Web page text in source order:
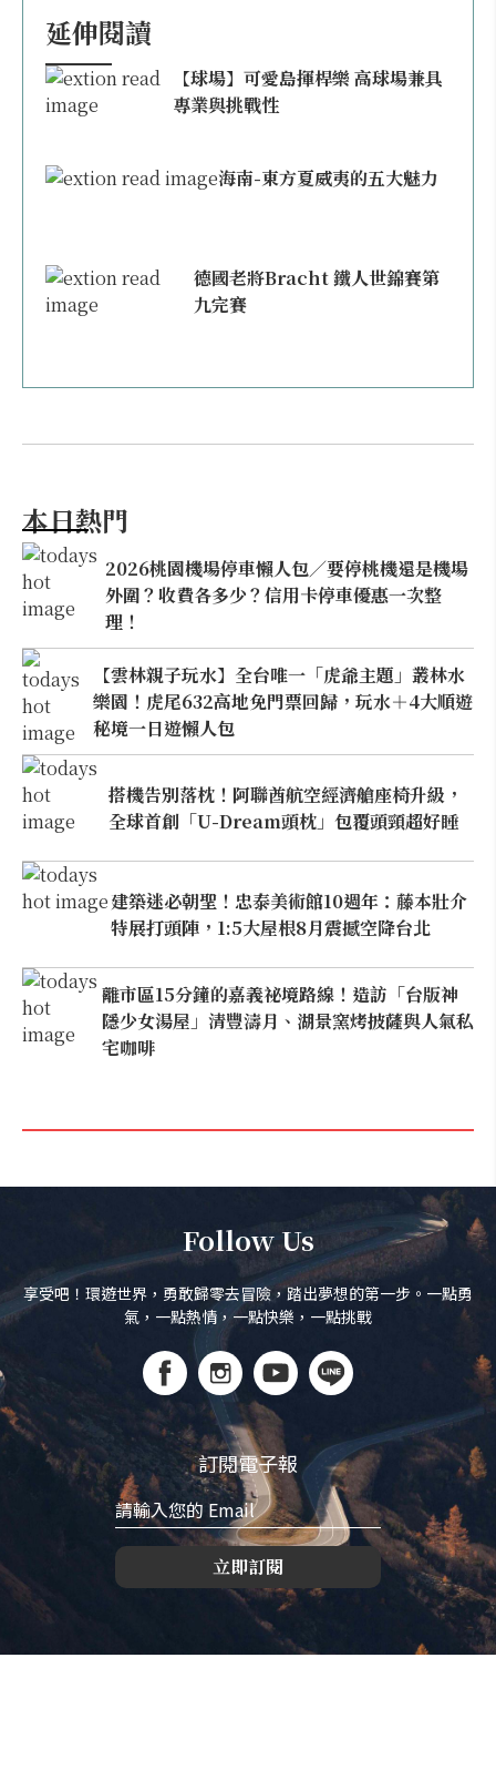
延伸閱讀
【球場】可愛島揮桿樂 高球場兼具
專業與挑戰性
海南-東方夏威夷的五大魅力
德國老將Bracht 鐵人世錦賽第
九完賽
本日熱門
2026桃園機場停車懶人包／要停桃機還是機場
外圍？收費各多少？信用卡停車優惠一次整
理！
【雲林親子玩水】全台唯一「虎爺主題」叢林水
樂園！虎尾632高地免門票回歸，玩水＋4大順遊
秘境一日遊懶人包
搭機告別落枕！阿聯酋航空經濟艙座椅升級，
全球首創「U-Dream頭枕」包覆頭頸超好睡
建築迷必朝聖！忠泰美術館10週年：藤本壯介
特展打頭陣，1:5大屋根8月震撼空降台北
離市區15分鐘的嘉義祕境路線！造訪「台版神
隱少女湯屋」清豐濤月、湖景窯烤披薩與人氣私
宅咖啡
Follow Us
享受吧！環遊世界，勇敢歸零去冒險，踏出夢想的第一步。一點勇
氣，一點熱情，一點快樂，一點挑戰
訂閱電子報
立即訂閱